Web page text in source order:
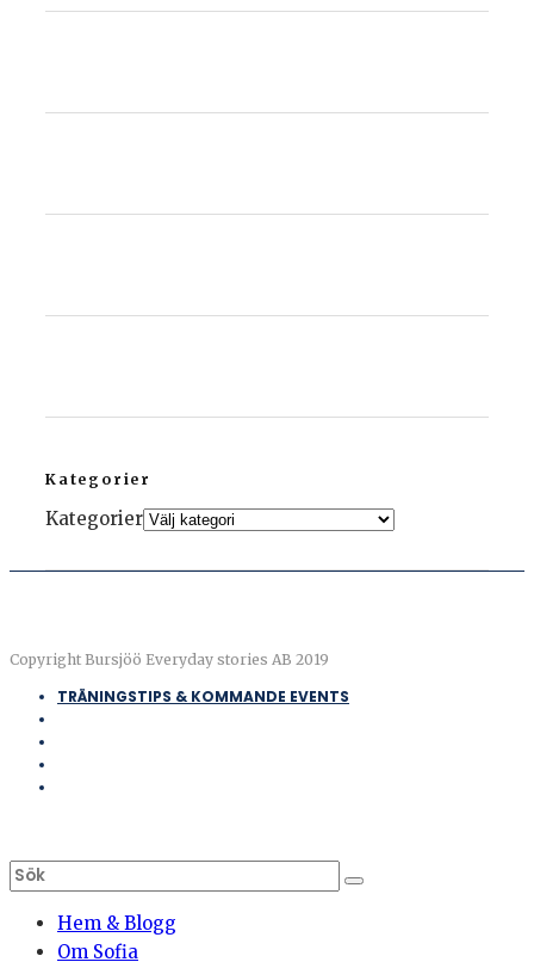
Kategorier
Kategorier
Copyright Bursjöö Everyday stories AB 2019
TRÄNINGSTIPS & KOMMANDE EVENTS
Hem & Blogg
Om Sofia